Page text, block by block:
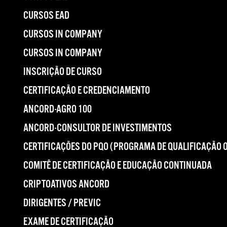
CURSOS EAD
CURSOS IN COMPANY
CURSOS IN COMPANY
INSCRIÇÃO DE CURSO
CERTIFICAÇÃO E CREDENCIAMENTO
ANCORD-AGRO 100
ANCORD-CONSULTOR DE INVESTIMENTOS
CERTIFICAÇÕES DO PQO (PROGRAMA DE QUALIFICAÇÃO
COMITÊ DE CERTIFICAÇÃO E EDUCAÇÃO CONTINUADA
CRIPTOATIVOS ANCORD
DIRIGENTES / PREVIC
EXAME DE CERTIFICAÇÃO